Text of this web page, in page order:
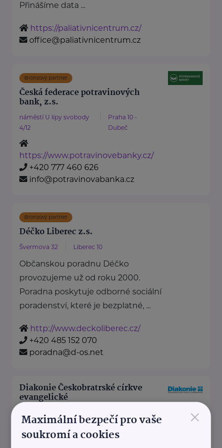
Přinášíme data ...
https://paliativnicentrum.cz/
office@paliativnicentrum.cz
Bronzový partner
Česká federace potravinových
bank, z.s.
náměstí U lípy svobody
4/12
Praha 10 -
Dubeč
https://www.potravinovebanky.cz/
+420 777 460 626
info@potravinovabanka.cz
Bronzový partner
Déčko Liberec z.s.
Švermova 32 Liberec 10
Občanskou poradnu Déčko
provozujeme už od roku 2000.
Poradna poskytuje odborné sociální
poradenství, které je bezplatné, ...
http://www.deckoliberec.cz/
+420 485 152 070
poradna@d-os.net
Diakonie Českobratrské církve
evangelické
Praha 2
Komu pomáháme
×
Maximální bezpečí pro vaše
soukromí a cookies